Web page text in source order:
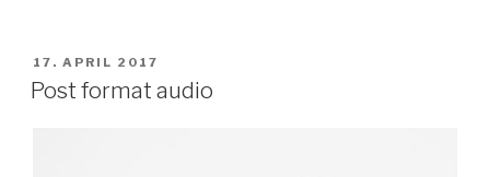
VERÖFFENTLICHT
AM
17. APRIL 2017
Post format audio